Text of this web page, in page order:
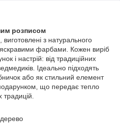
розписом
з натурального
фарбами. Кожен виріб
і настрій: від традиційних
Ідеально підходять
або як стильний елемент
що передає тепло
традицій.